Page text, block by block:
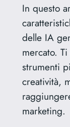
In questo
delle IA
mercato.
strumenti
creatività,
marketing.